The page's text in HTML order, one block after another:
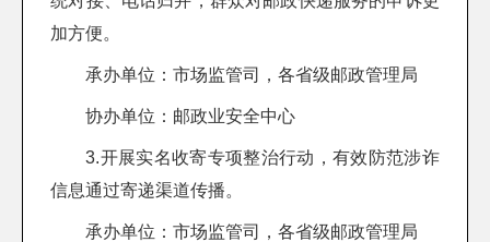
加方便。
承办单位：市场监管司，各省级邮政管理局
协办单位：邮政业安全中心
3.开展实名收寄专项整治行动，有效防范涉诈
信息通过寄递渠道传播。
承办单位：市场监管司，各省级邮政管理局